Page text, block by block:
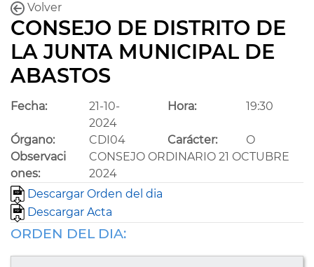
Volver
CONSEJO DE DISTRITO DE
LA JUNTA MUNICIPAL DE
ABASTOS
Fecha:
21-10-
2024
Hora: 19:30
Órgano: CDI04 Carácter:
O
Observaci
ones:
CONSEJO ORDINARIO 21 OCTUBRE
2024
Descargar Orden del dia
Descargar Acta
ORDEN DEL DIA: